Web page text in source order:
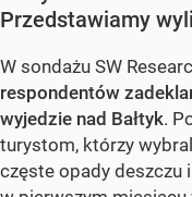
Przedstawiamy
W sondażu SW
respondentów
wyjedzie nad Bałtyk.
turystom, którzy
częste opady deszczu